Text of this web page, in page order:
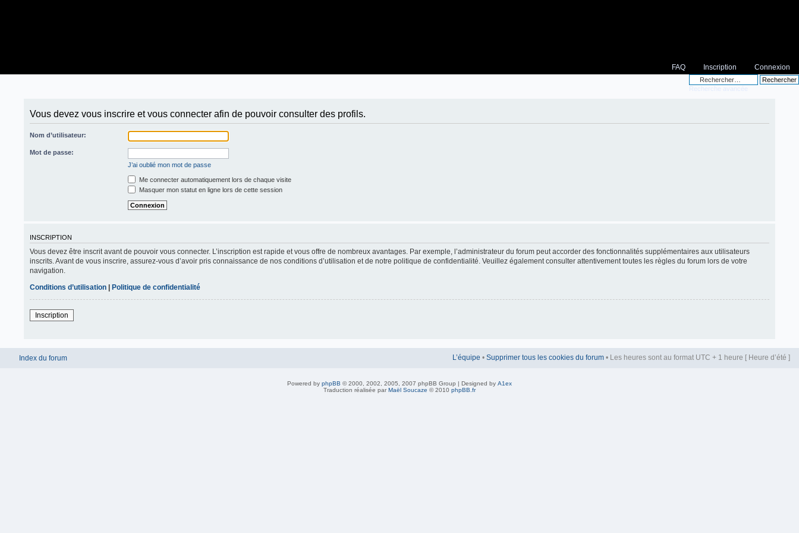
FAQ Inscription Connexion
Recherche avancée
Vous devez vous inscrire et vous connecter afin de pouvoir consulter des profils.
Nom d’utilisateur:
Mot de passe:
J’ai oublié mon mot de passe
Me connecter automatiquement lors de chaque visite
Masquer mon statut en ligne lors de cette session
INSCRIPTION
Vous devez être inscrit avant de pouvoir vous connecter. L’inscription est rapide et vous offre de nombreux avantages. Par exemple, l’administrateur du forum peut accorder des fonctionnalités supplémentaires aux utilisateurs
inscrits. Avant de vous inscrire, assurez-vous d’avoir pris connaissance de nos conditions d’utilisation et de notre politique de confidentialité. Veuillez également consulter attentivement toutes les règles du forum lors de votre
navigation.
Conditions d’utilisation | Politique de confidentialité
Inscription
Index du forum L’équipe • Supprimer tous les cookies du forum • Les heures sont au format UTC + 1 heure [ Heure d’été ]
Powered by phpBB © 2000, 2002, 2005, 2007 phpBB Group | Designed by A1ex
Traduction réalisée par Maël Soucaze © 2010 phpBB.fr